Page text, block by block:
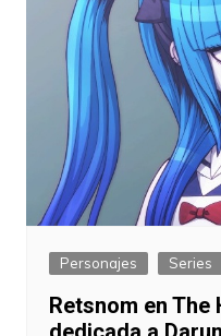
Personajes Series
Retsnom en The